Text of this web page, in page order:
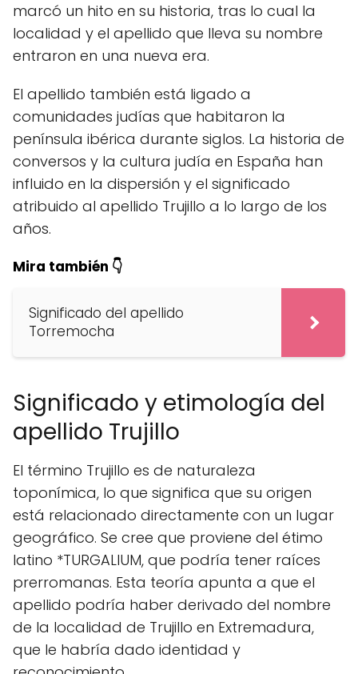
marcó un hito en su historia, tras lo cual la
localidad y el apellido que lleva su nombre
entraron en una nueva era.
El apellido también está ligado a
comunidades judías que habitaron la
península ibérica durante siglos. La historia de
conversos y la cultura judía en España han
influido en la dispersión y el significado
atribuido al apellido Trujillo a lo largo de los
años.
Mira también 👇
Significado del apellido
Torremocha
Significado y etimología del
apellido Trujillo
El término Trujillo es de naturaleza
toponímica, lo que significa que su origen
está relacionado directamente con un lugar
geográfico. Se cree que proviene del étimo
latino *TURGALIUM, que podría tener raíces
prerromanas. Esta teoría apunta a que el
apellido podría haber derivado del nombre
de la localidad de Trujillo en Extremadura,
que le habría dado identidad y